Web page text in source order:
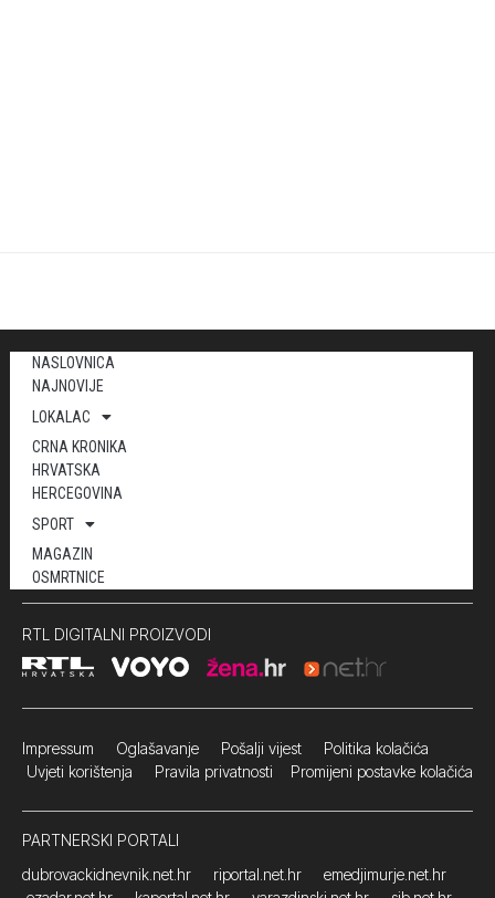
NASLOVNICA
NAJNOVIJE
LOKALAC
CRNA KRONIKA
HRVATSKA
HERCEGOVINA
SPORT
MAGAZIN
OSMRTNICE
RTL DIGITALNI PROIZVODI
Impressum Oglašavanje Pošalji vijest Politika kolačića
Uvjeti korištenja Pravila privatnosti Promijeni postavke kolačića
PARTNERSKI PORTALI
dubrovackidnevnik.net.hr
riportal.net.hr
emedjimurje.net.hr